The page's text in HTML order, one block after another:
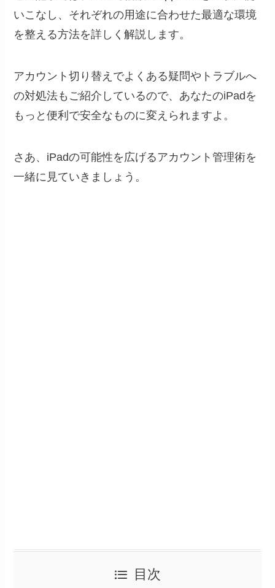
いこなし、それぞれの用途に合わせた最適な環境
を整える方法を詳しく解説します。
アカウント切り替えでよくある疑問やトラブルへ
の対処法もご紹介しているので、あなたのiPadを
もっと便利で安全なものに変えられますよ。
さあ、iPadの可能性を広げるアカウント管理術を
一緒に見ていきましょう。
目次